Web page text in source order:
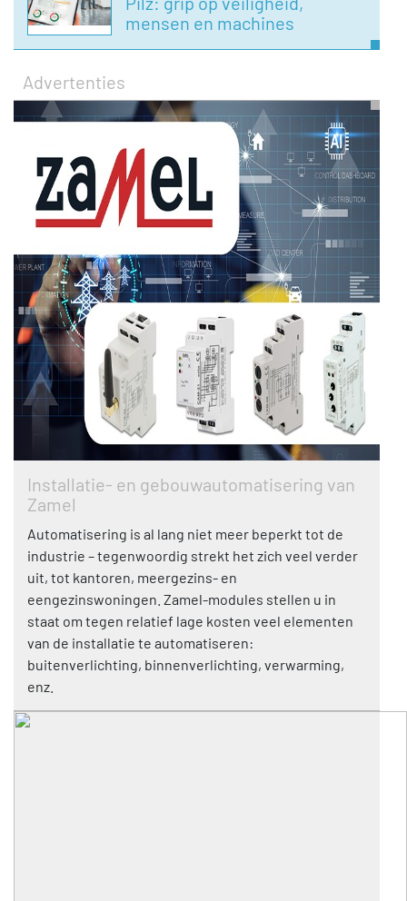
mensen en machines
Advertenties
Installatie- en gebouwautomatisering van
Zamel
Automatisering is al lang niet meer beperkt tot de
industrie – tegenwoordig strekt het zich veel verder
uit, tot kantoren, meergezins- en
eengezinswoningen. Zamel-modules stellen u in
staat om tegen relatief lage kosten veel elementen
van de installatie te automatiseren:
buitenverlichting, binnenverlichting, verwarming,
enz.